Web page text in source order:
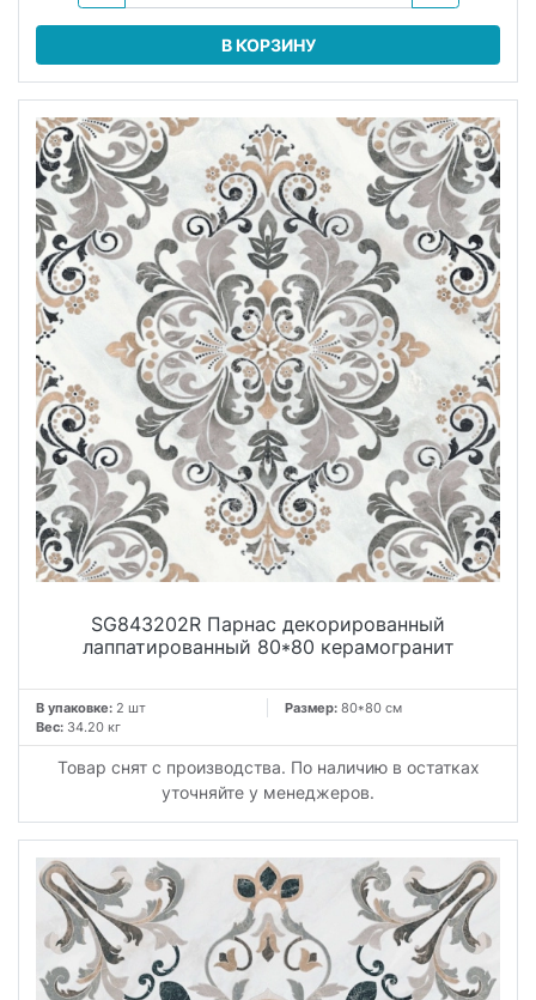
В КОРЗИНУ
SG843202R Парнас декорированный
лаппатированный 80*80 керамогранит
В упаковке: 2 шт Размер: 80*80 см
Вес: 34.20 кг
Товар снят с производства. По наличию в остатках
уточняйте у менеджеров.